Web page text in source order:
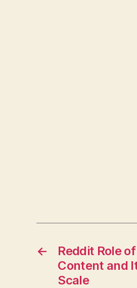
←
Reddit Role
Content and
Scale